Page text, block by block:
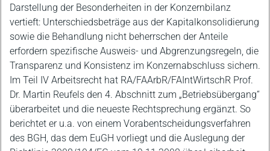
Darstellung der Besonderheiten in der Konzernbilanz
vertieft: Unterschiedsbeträge aus der Kapitalkonsolidierung
sowie die Behandlung nicht beherrschen der Anteile
erfordern spezifische Ausweis- und Abgrenzungsregeln, die
Transparenz und Konsistenz im Konzernabschluss sichern.
Im Teil IV Arbeitsrecht hat RA/FAArbR/FAIntWirtschR Prof.
Dr. Martin Reufels den 4. Abschnitt zum „Betriebsübergang“
überarbeitet und die neueste Rechtsprechung ergänzt. So
berichtet er u.a. von einem Vorabentscheidungsverfahren
des BGH, das dem EuGH vorliegt und die Auslegung der